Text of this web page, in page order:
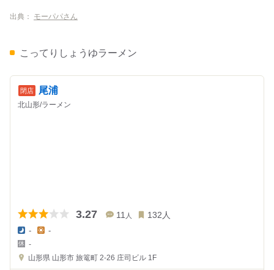
出典： モーパパさん
こってりしょうゆラーメン
尾浦
北山形/ラーメン
3.27 11 人 132 人
夜
の
金
-
金
額
-
-
山形県 山形市 旅篭町 2-26 庄司ビル 1F